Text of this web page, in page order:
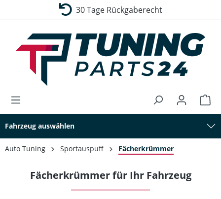
30 Tage Rückgaberecht
Fahrzeug auswählen
Auto Tuning Sportauspuff Fächerkrümmer
Fächerkrümmer für Ihr Fahrzeug